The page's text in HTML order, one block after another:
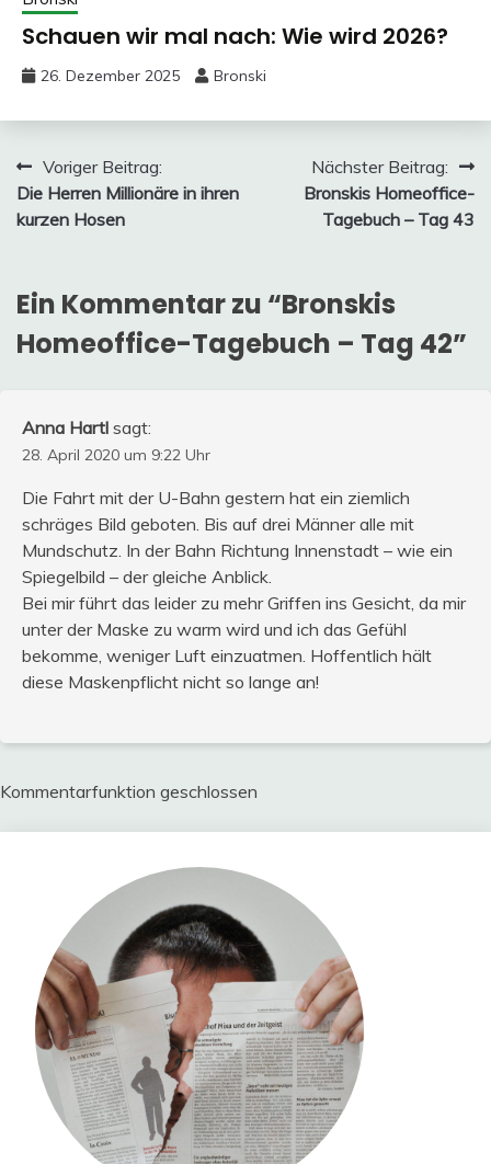
Schauen wir mal nach: Wie wird 2026?
26. Dezember 2025 Bronski
Beitragsnavigation
Voriger Beitrag:
Die Herren Millionäre in ihren
kurzen Hosen
Nächster Beitrag:
Bronskis Homeoffice-
Tagebuch – Tag 43
Ein Kommentar zu “Bronskis
Homeoffice-Tagebuch – Tag 42”
Anna Hartl sagt:
28. April 2020 um 9:22 Uhr
Die Fahrt mit der U-Bahn gestern hat ein ziemlich
schräges Bild geboten. Bis auf drei Männer alle mit
Mundschutz. In der Bahn Richtung Innenstadt – wie ein
Spiegelbild – der gleiche Anblick.
Bei mir führt das leider zu mehr Griffen ins Gesicht, da mir
unter der Maske zu warm wird und ich das Gefühl
bekomme, weniger Luft einzuatmen. Hoffentlich hält
diese Maskenpflicht nicht so lange an!
Kommentarfunktion geschlossen